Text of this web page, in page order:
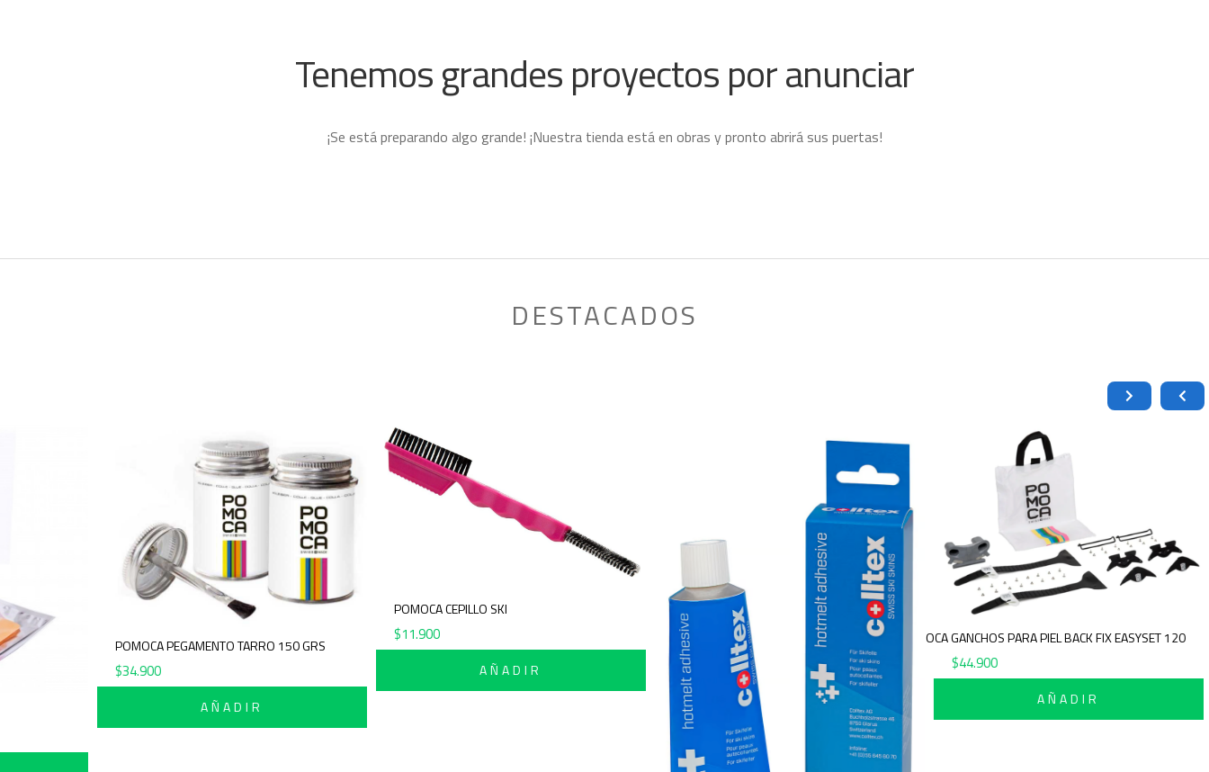
Tenemos grandes proyectos por anunciar
¡Se está preparando algo grande! ¡Nuestra tienda está en obras y pronto abrirá sus puertas!
DESTACADOS
POMOCA GANCHOS PARA PIEL BACK FIX EASYSET 120
$44.900
AÑADIR
POMOCA CEPILLO SKI
$11.900
AÑADIR
POMOCA PEGAMENTO TARRO 150 GRS
$34.900
AÑADIR